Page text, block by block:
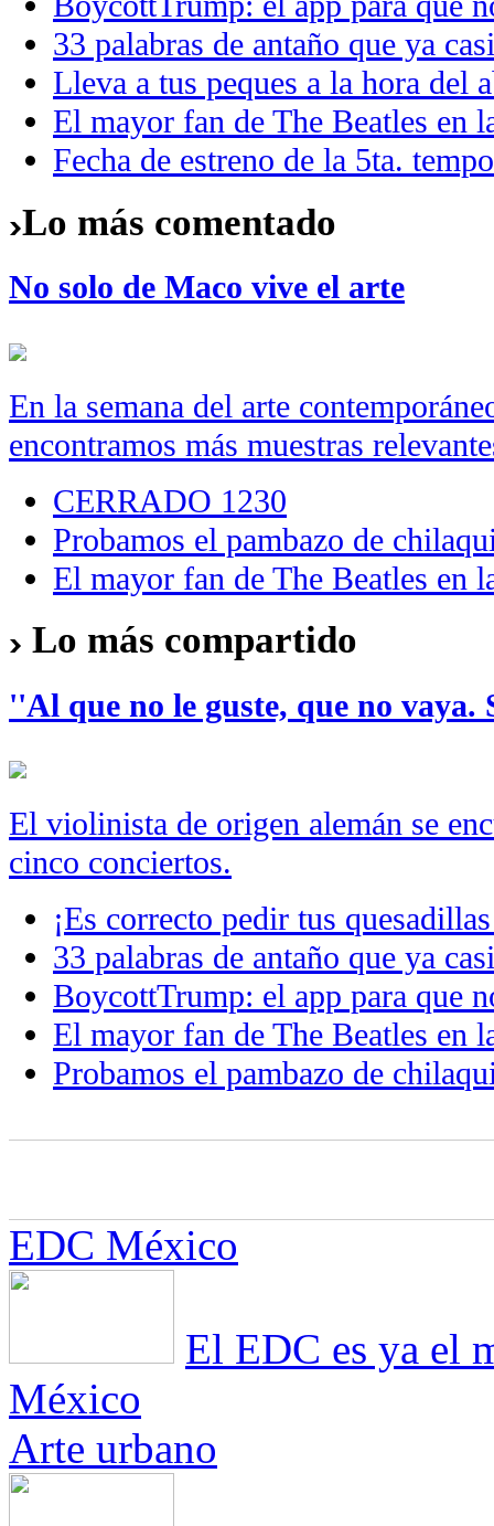
33 palabras de antaño que ya
Lleva a tus peques a la hora del
El mayor fan de The Beatles en
Fecha de estreno de la 5ta.
Lo más comentado
No solo de Maco vive el arte
En la semana del arte
encontramos más muestras
CERRADO 1230
Probamos el pambazo de
El mayor fan de The Beatles en
Lo más compartido
''Al que no le guste, que no vaya.
El violinista de origen alemán se
cinco conciertos.
¡Es correcto pedir tus
33 palabras de antaño que ya
BoycottTrump: el app para que
El mayor fan de The Beatles en
Probamos el pambazo de
EDC México
El EDC es ya el
México
Arte urbano